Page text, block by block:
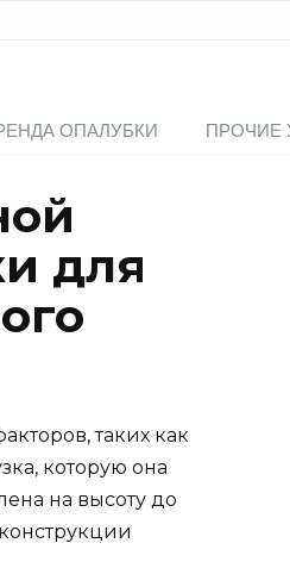
ОПАЛУБКИ ПРОЧИЕ
для
таких как
которую она
на высоту до